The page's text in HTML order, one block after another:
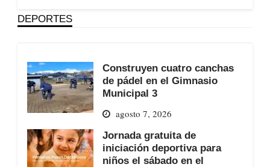
DEPORTES
Construyen cuatro canchas
de pádel en el Gimnasio
Municipal 3
agosto 7, 2026
Jornada gratuita de
iniciación deportiva para
niños el sábado en el